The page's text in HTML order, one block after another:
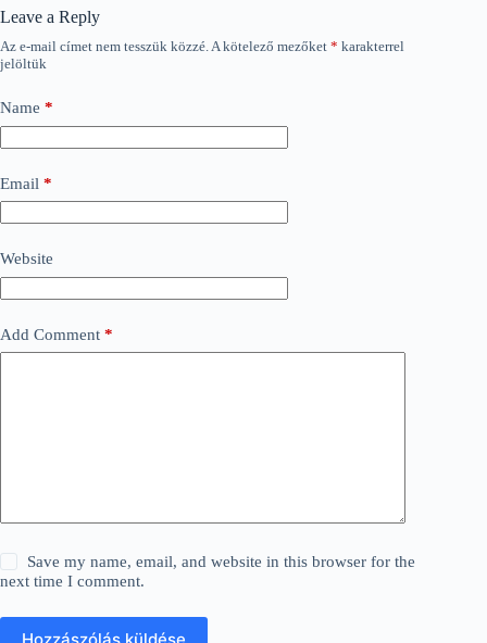
Leave a Reply
Az e-mail címet nem tesszük közzé.A kötelező mezőket * karakterrel
jelöltük
Name *
Email *
Website
Add Comment *
Save my name, email, and website in this browser for the
next time I comment.